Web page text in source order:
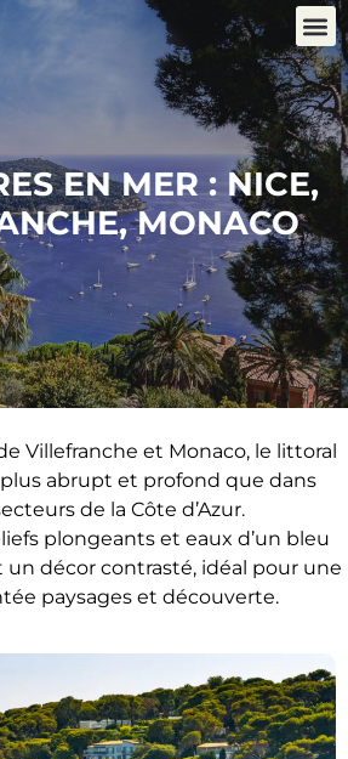
EN MER : NICE,
MONACO
Villefranche et Monaco, le littoral
abrupt et profond que dans
de la Côte d’Azur.
plongeants et eaux d’un bleu
décor contrasté, idéal pour une
paysages et découverte.